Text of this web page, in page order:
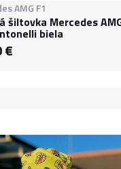
AMG F1
šiltovka Mercedes
biela
€